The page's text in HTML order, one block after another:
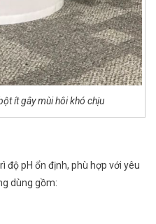
ít gây mùi hôi khó chịu
độ pH ổn định, phù hợp với yêu
dùng gồm: